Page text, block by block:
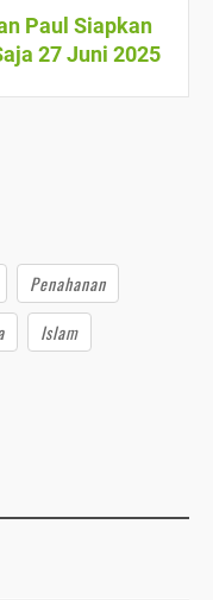
Paul Siapkan
27 Juni 2025
Penahanan
Islam